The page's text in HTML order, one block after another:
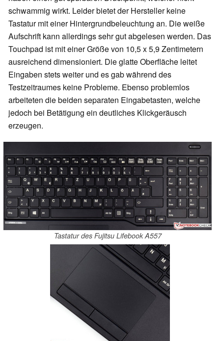
schwammig wirkt. Leider bietet der Hersteller keine
Tastatur mit einer Hintergrundbeleuchtung an. Die weiße
Aufschrift kann allerdings sehr gut abgelesen werden. Das
Touchpad ist mit einer Größe von 10,5 x 5,9 Zentimetern
ausreichend dimensioniert. Die glatte Oberfläche leitet
Eingaben stets weiter und es gab während des
Testzeitraumes keine Probleme. Ebenso problemlos
arbeiteten die beiden separaten Eingabetasten, welche
jedoch bei Betätigung ein deutliches Klickgeräusch
erzeugen.
Tastatur des Fujitsu Lifebook A557